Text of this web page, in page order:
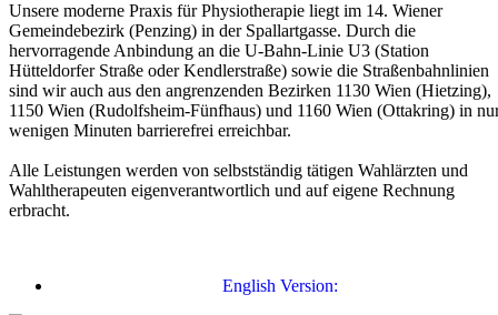
Unsere moderne Praxis für Physiotherapie liegt im 14. Wiener
Gemeindebezirk (Penzing) in der Spallartgasse. Durch die
hervorragende Anbindung an die U-Bahn-Linie U3 (Station
Hütteldorfer Straße oder Kendlerstraße) sowie die Straßenbahnlinien
sind wir auch aus den angrenzenden Bezirken 1130 Wien (Hietzing),
1150 Wien (Rudolfsheim-Fünfhaus) und 1160 Wien (Ottakring) in
wenigen Minuten barrierefrei erreichbar.
Alle Leistungen werden von selbstständig tätigen Wahlärzten und
Wahltherapeuten eigenverantwortlich und auf eigene Rechnung
erbracht.
English Version: